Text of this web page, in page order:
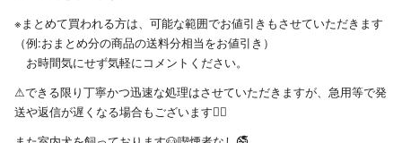
※まとめて買われる方は、可能な範囲でお値引きもさせていただきます
（例:おまとめ分の商品の送料分相当をお値引き）
お時間気にせず気軽にコメントください。
⚠︎できる限り丁寧かつ迅速な処理はさせていただきますが、急用等で発
送や返信が遅くなる場合もございます🙇‍♀️